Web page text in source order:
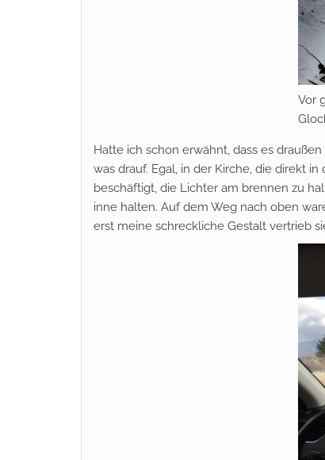
Vor
Hatte ich schon erwähnt, dass es
was drauf. Egal, in der Kirche, die direkt
beschäftigt, die Lichter am brennen zu
inne halten. Auf dem Weg nach oben
erst meine schreckliche Gestalt vertrieb